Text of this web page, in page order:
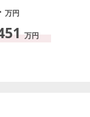
万円
万円